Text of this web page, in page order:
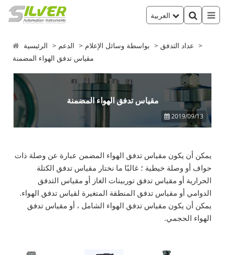
الرئيسية الدعم بواسطة وسائل الإعلام
عداد التدفق
مقياس تدفق الهواء المضمنة
مقياس تدفق الهواء المضمنة
2019/09/13
يمكن أن يكون مقياس تدفق الهواء المضمن عبارة عن وصلة ذات
حواف أو وصلة خيطية ؛ غالبًا ما نختار مقياس تدفق الكتلة
الحرارية أو مقياس تدفق توربينات الغاز أو مقياس التدفق
الدوامي أو مقياس تدفق المنطقة المتغيرة لقياس تدفق الهواء.
يمكن أن يكون مقياس تدفق الهواء الشامل ، أو مقياس تدفق
الهواء الحجمي.